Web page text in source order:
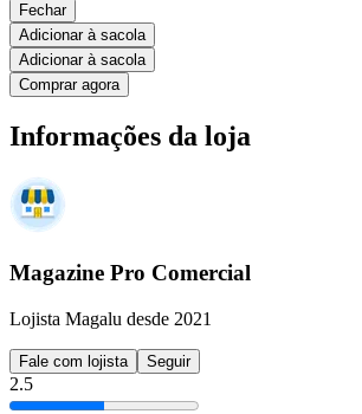
Fechar
Adicionar à sacola
Adicionar à sacola
Comprar agora
Informações da loja
Magazine Pro Comercial
Lojista Magalu desde 2021
Fale com lojista Seguir
2.5